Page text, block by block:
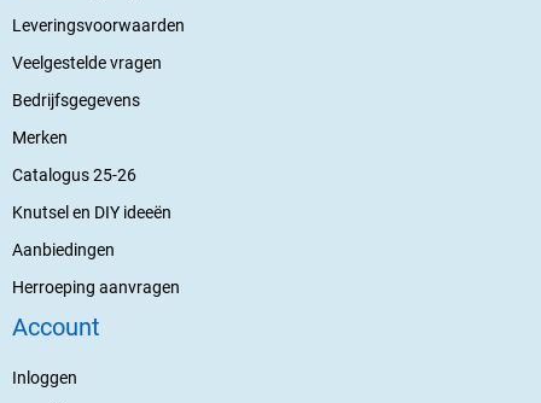
Leveringsvoorwaarden
Veelgestelde vragen
Bedrijfsgegevens
Merken
Catalogus 25-26
Knutsel en DIY ideeën
Aanbiedingen
Herroeping aanvragen
Account
Inloggen